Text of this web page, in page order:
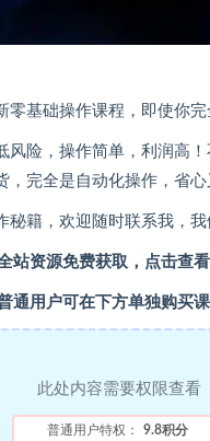
基础操作课程，即使你
险，操作简单，利润高
完全是自动化操作，省心
籍，欢迎随时联系我，
站资源免费获取，点击查
通用户可在下方单独购买课
此处内容需要权限查看
普通用户特权： 9.8积分